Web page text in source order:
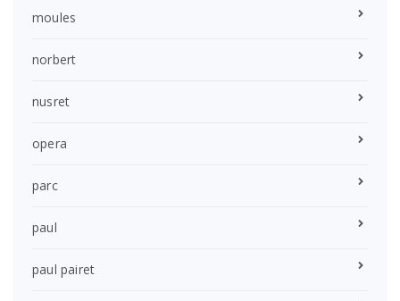
moules
norbert
nusret
opera
parc
paul
paul pairet